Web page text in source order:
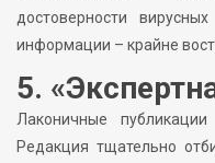
достоверности
информации – крайне
5.
Лаконичные
Редакция тщательно